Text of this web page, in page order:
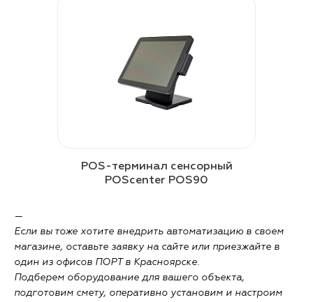
POS-терминал сенсорный
POScenter POS90
—
Если вы тоже хотите внедрить автоматизацию в своем
магазине, оставьте заявку на сайте или приезжайте в
один из офисов ПОРТ в Красноярске.
Подберем оборудование для вашего объекта,
подготовим смету, оперативно установим и настроим